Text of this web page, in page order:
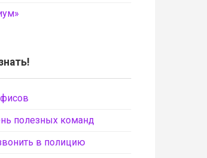
полезных команд
в полицию